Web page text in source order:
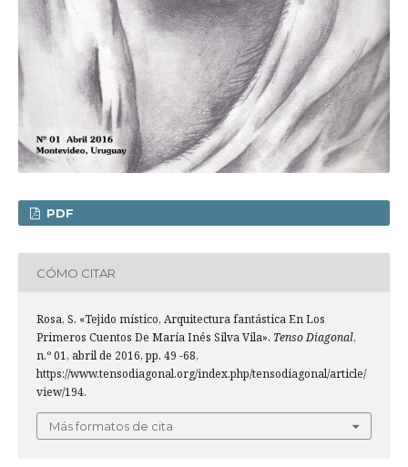
PDF
CÓMO CITAR
Rosa, S. «Tejido místico, Arquitectura fantástica En Los
Primeros Cuentos De María Inés Silva Vila». Tenso Diagonal,
n.º 01, abril de 2016, pp. 49 -68,
https://www.tensodiagonal.org/index.php/tensodiagonal/article/
view/194.
Más formatos de cita